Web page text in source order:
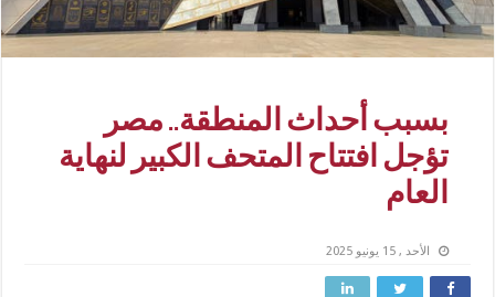
بسبب أحداث المنطقة.. مصر
تؤجل افتتاح المتحف الكبير لنهاية
العام
الأحد , 15 يونيو 2025